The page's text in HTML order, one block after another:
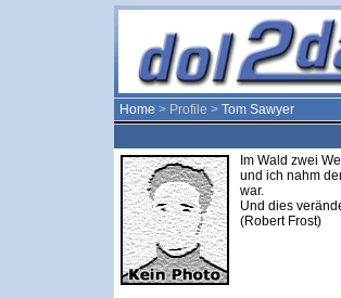
Home > Profile > Tom Sawyer
Im Wald zwei
und ich nahm
war.
Und dies
(Robert Frost)